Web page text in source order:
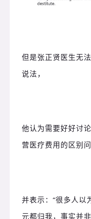
但是张正贤医生无
说法，
他认为需要好好讨
营医疗费用的区别问
并表示：“很多人以
元都归我，事实并